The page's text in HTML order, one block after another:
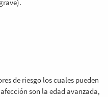
de riesgo los cuales pueden
son la edad avanzada,